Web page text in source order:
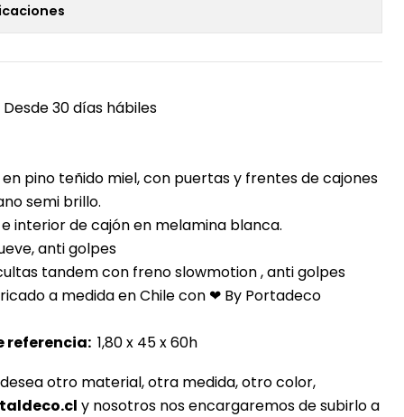
Desde 30 días hábiles
pino teñido miel, con puertas y frentes de cajones
semi brillo.
interior de cajón en melamina blanca.
anti golpes
tandem con freno slowmotion , anti golpes
a medida en Chile con ❤ By Portadeco
referencia: 1,80 x 45 x 60h
desea otro material, otra medida, otro color,
y nosotros nos encargaremos de subirlo a